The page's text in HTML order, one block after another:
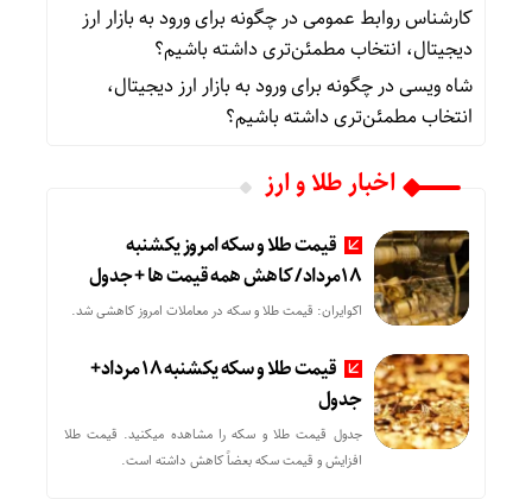
کارشناس روابط عمومیدرچگونه برای ورود به بازار ارز
دیجیتال، انتخاب مطمئن‌تری داشته باشیم؟
شاه ویسیدرچگونه برای ورود به بازار ارز دیجیتال،
انتخاب مطمئن‌تری داشته باشیم؟
اخبار طلا و ارز
قیمت طلا و سکه امروز یکشنبه
18مرداد/ کاهش همه قیمت ها + جدول
اکوایران: قیمت طلا و سکه در معاملات امروز کاهشی شد.
قیمت طلا و سکه یکشنبه 18 مرداد+
جدول
جدول قیمت طلا و سکه را مشاهده میکنید. قیمت‌ طلا
افزایش و قیمت سکه بعضاً کاهش داشته است.